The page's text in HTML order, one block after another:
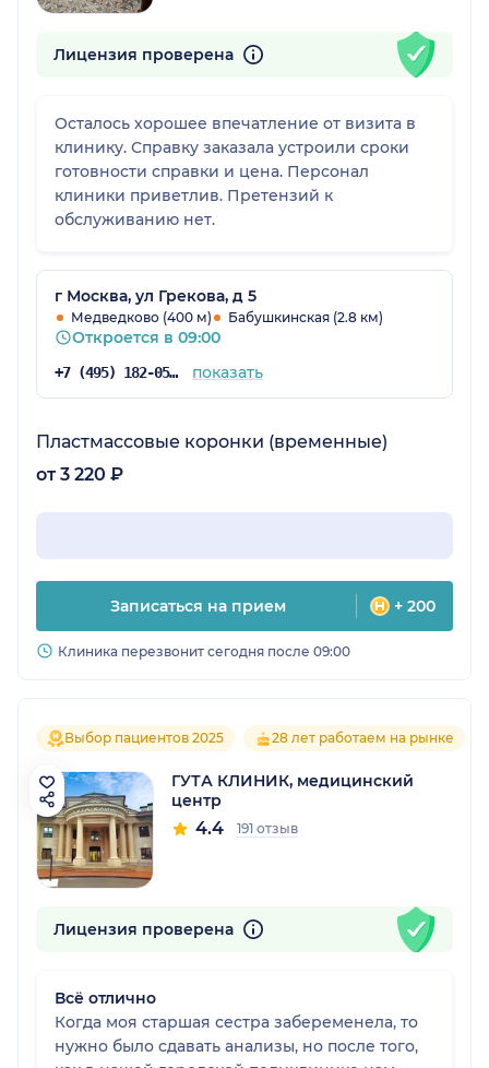
Лицензия проверена
Осталось хорошее впечатление от визита в
клинику. Справку заказала устроили сроки
готовности справки и цена. Персонал
клиники приветлив. Претензий к
обслуживанию нет.
г Москва, ул Грекова, д 5
Медведково (400 м) Бабушкинская (2.8 км)
Откроется в 09:00
+7 (495) 182-05-40 показать
Пластмассовые коронки (временные)
от 3 220 ₽
Записаться на прием + 200
Клиника перезвонит сегодня после 09:00
Выбор пациентов 2025 28 лет работаем на рынке
ГУТА КЛИНИК, медицинский
центр
4.4 191 отзыв
Лицензия проверена
Всё отлично
Когда моя старшая сестра забеременела, то
нужно было сдавать анализы, но после того,